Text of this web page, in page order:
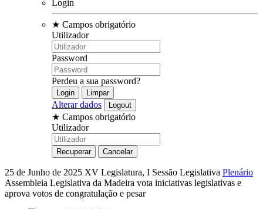
Login
★ Campos obrigatório
Utilizador
Password
Perdeu a sua password?
Alterar dados
★ Campos obrigatório
Utilizador
25 de Junho de 2025 XV Legislatura, I Sessão Legislativa Plenário
Assembleia Legislativa da Madeira vota iniciativas legislativas e
aprova votos de congratulação e pesar